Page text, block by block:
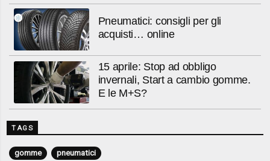
Pneumatici: consigli per gli
acquisti… online
15 aprile: Stop ad obbligo
invernali, Start a cambio gomme.
E le M+S?
TAGS
gomme pneumatici